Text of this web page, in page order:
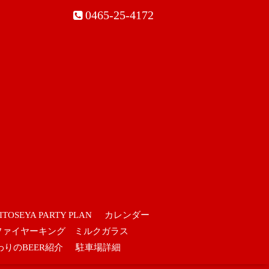
0465-25-4172
PARTY PLAN
カレンダー
ァイヤーキング ミルクガラス
りのBEER紹介 駐車場詳細